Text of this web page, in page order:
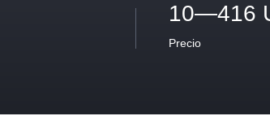
10—416
Precio